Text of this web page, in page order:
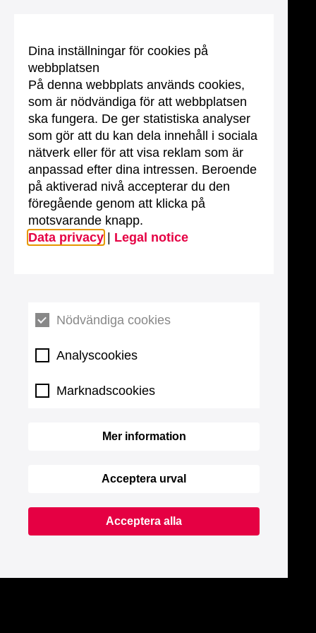
Dina inställningar för cookies på
webbplatsen
På denna webbplats används cookies,
som är nödvändiga för att webbplatsen
ska fungera. De ger statistiska analyser
som gör att du kan dela innehåll i sociala
nätverk eller för att visa reklam som är
anpassad efter dina intressen. Beroende
på aktiverad nivå accepterar du den
föregående genom att klicka på
motsvarande knapp.
Data privacy
Legal notice
Nödvändiga cookies
Analyscookies
Marknadscookies
Mer information
Acceptera urval
Acceptera alla